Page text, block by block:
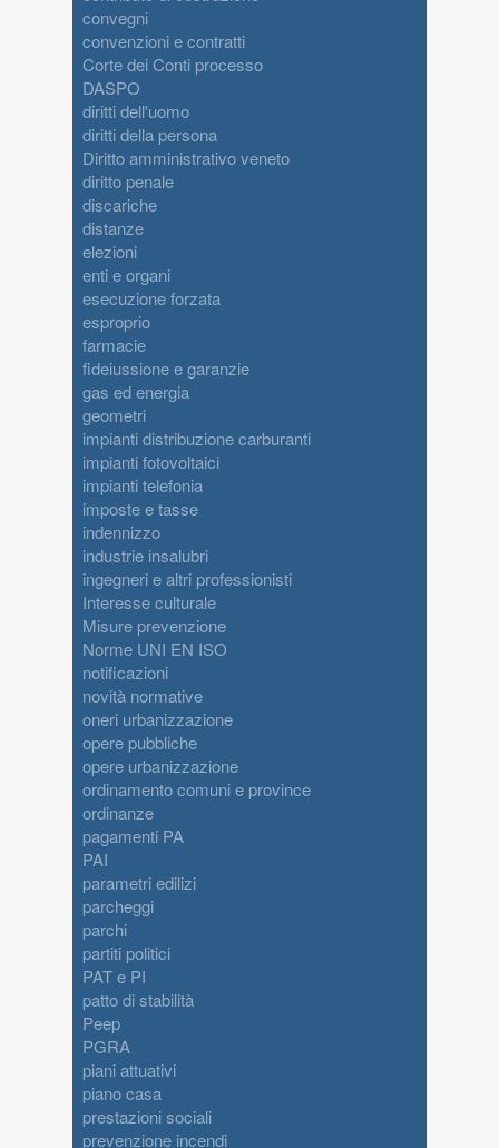
convegni
convenzioni e contratti
Corte dei Conti processo
DASPO
diritti dell'uomo
diritti della persona
Diritto amministrativo veneto
diritto penale
discariche
distanze
elezioni
enti e organi
esecuzione forzata
esproprio
farmacie
fideiussione e garanzie
gas ed energia
geometri
impianti distribuzione carburanti
impianti fotovoltaici
impianti telefonia
imposte e tasse
indennizzo
industrie insalubri
ingegneri e altri professionisti
Interesse culturale
Misure prevenzione
Norme UNI EN ISO
notificazioni
novità normative
oneri urbanizzazione
opere pubbliche
opere urbanizzazione
ordinamento comuni e province
ordinanze
pagamenti PA
PAI
parametri edilizi
parcheggi
parchi
partiti politici
PAT e PI
patto di stabilità
Peep
PGRA
piani attuativi
piano casa
prestazioni sociali
prevenzione incendi